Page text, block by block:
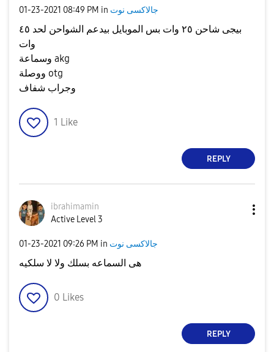
‎01-23-2021 08:49 PM in جالاكسى نوت
بيجى شاحن ٢٥ وات بس الموبايل بيدعم الشواحن لحد ٤٥
وات
وسماعة akg
ووصلة otg
وجراب شفاف
1 Like
REPLY
ibrahimamin
Active Level 3
‎01-23-2021 09:26 PM in جالاكسى نوت
هى السماعه بسلك ولا لا سلكيه
0 Likes
REPLY